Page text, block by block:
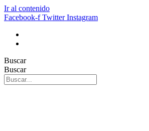
Ir al contenido
Facebook-f Twitter Instagram
Buscar
Buscar